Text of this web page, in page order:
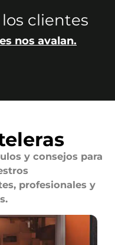
clientes
nos avalan.
y consejos para
profesionales y